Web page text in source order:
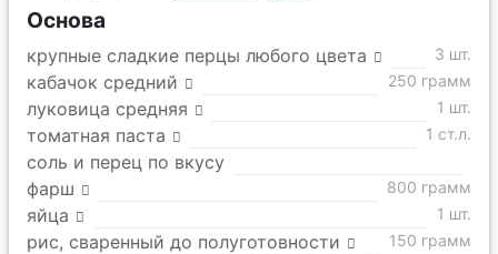
Основа
крупные сладкие перцы любого цвета 3 шт.
кабачок средний 250 грамм
луковица средняя 1 шт.
томатная паста 1 ст.л.
соль и перец по вкусу
фарш
800 грамм
яйца 1 шт.
рис, сваренный до полуготовности 150 грамм